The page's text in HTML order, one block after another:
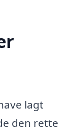
lagt
den rette